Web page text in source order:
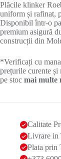
Plăcile klinker
uniform și rafinat,
Disponibil într-o
premium asigură
construcții din
*Verificați cu
prețurile curente
pe stoc mai multe
Calitate
Livrare in
Plata prin